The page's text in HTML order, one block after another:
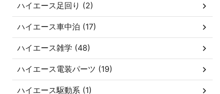
ハイエース足回り (2)
ハイエース車中泊 (17)
ハイエース雑学 (48)
ハイエース電装パーツ (19)
ハイエース駆動系 (1)